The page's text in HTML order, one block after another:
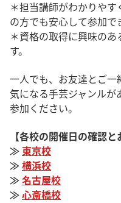
＊担当講師がわかりや
の方でも安心して参加で
＊資格の取得に興味の
す。
一人でも、お友達とご一
気になる手芸ジャンル
参加ください。
【各校の開催日の確認と
≫ 東京校
≫横浜校
≫名古屋校
≫心斎橋校